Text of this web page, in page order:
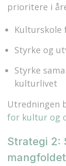
prioritere i
Kulturskole
Styrke og
Styrke
kulturlivet
Utredningen
for kultur og
Strategi 2: